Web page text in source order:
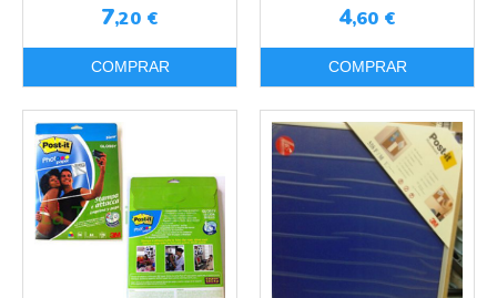
7,20 €
COMPRAR
4,60 €
COMPRAR